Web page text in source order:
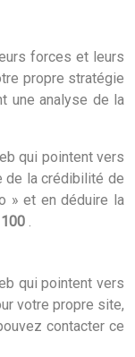
forces et leurs
propre stratégie
une analyse de la
qui pointent vers
de la crédibilité de
» et en déduire la
.
qui pointent vers
votre propre site,
contacter ce